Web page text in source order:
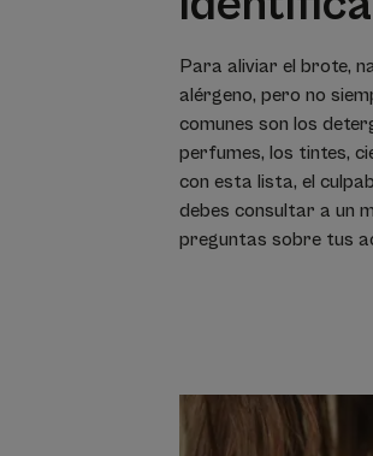
Para aliviar el brote,
alérgeno, pero no
comunes son los
perfumes, los tintes,
con esta lista, el
debes consultar a un
preguntas sobre tus